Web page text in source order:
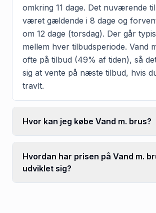
omkring 11 dage. Det nuværende
været gældende i 8 dage og
om 12 dage (torsdag). Der går
mellem hver tilbudsperiode. Vand
ofte på tilbud (49% af tiden), så
sig at vente på næste tilbud, hvis
travlt.
Hvor kan jeg købe Vand m. brus?
Hvordan har prisen på Vand m.
udviklet sig?